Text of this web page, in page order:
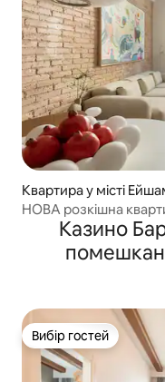
Квартира у місті
НОВА розкішна
Казино
Вибір гостей
Вибір гостей